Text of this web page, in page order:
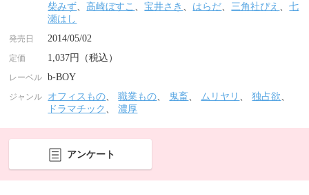
柴みず、 高崎ぼすこ 、宝井さき 、 はらだ、三角社ぴえ 、七
瀬はし
発売日 2014/05/02
定価 1,037円（税込）
レーベル b-BOY
ジャンル オフィスもの、職業もの、 鬼畜、 ムリヤリ 、独占欲、
ドラマチック 、濃厚
アンケート